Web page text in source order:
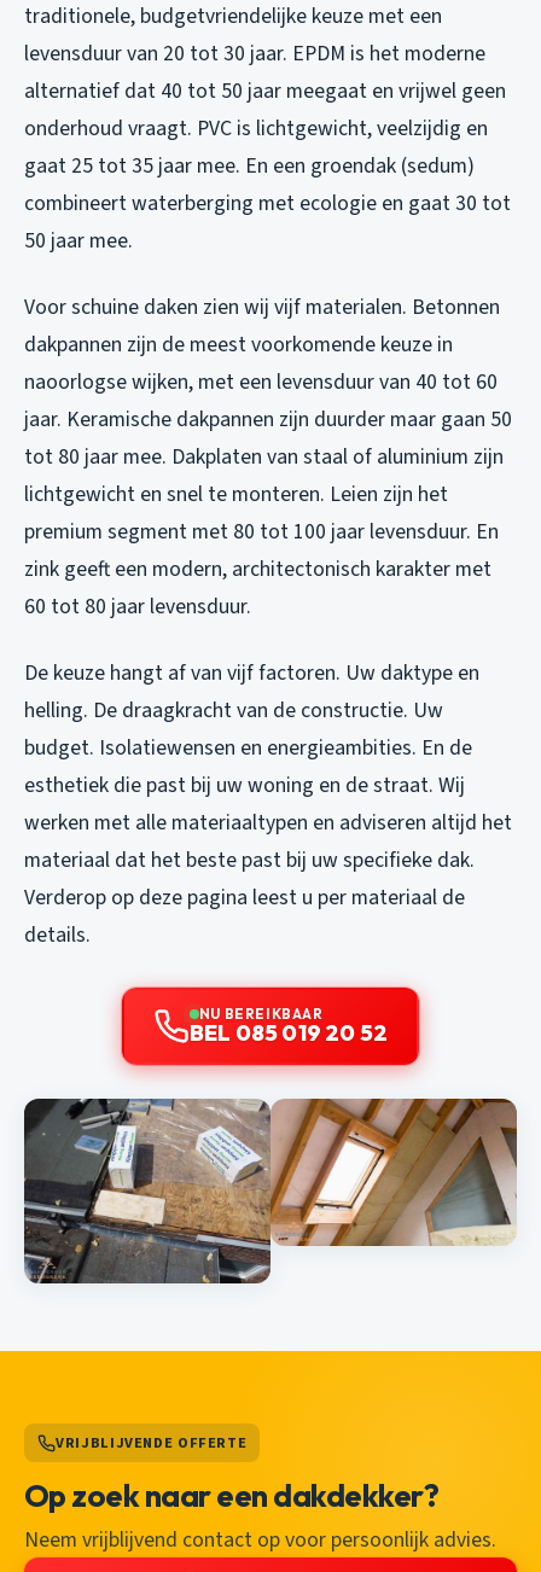
traditionele, budgetvriendelijke keuze met een
levensduur van 20 tot 30 jaar. EPDM is het moderne
alternatief dat 40 tot 50 jaar meegaat en vrijwel geen
onderhoud vraagt. PVC is lichtgewicht, veelzijdig en
gaat 25 tot 35 jaar mee. En een groendak (sedum)
combineert waterberging met ecologie en gaat 30 tot
50 jaar mee.
Voor schuine daken zien wij vijf materialen. Betonnen
dakpannen zijn de meest voorkomende keuze in
naoorlogse wijken, met een levensduur van 40 tot 60
jaar. Keramische dakpannen zijn duurder maar gaan 50
tot 80 jaar mee. Dakplaten van staal of aluminium zijn
lichtgewicht en snel te monteren. Leien zijn het
premium segment met 80 tot 100 jaar levensduur. En
zink geeft een modern, architectonisch karakter met
60 tot 80 jaar levensduur.
De keuze hangt af van vijf factoren. Uw daktype en
helling. De draagkracht van de constructie. Uw
budget. Isolatiewensen en energieambities. En de
esthetiek die past bij uw woning en de straat. Wij
werken met alle materiaaltypen en adviseren altijd het
materiaal dat het beste past bij uw specifieke dak.
Verderop op deze pagina leest u per materiaal de
details.
NU BEREIKBAAR
BEL 085 019 20 52
VRIJBLIJVENDE OFFERTE
Op zoek naar een dakdekker?
Neem vrijblijvend contact op voor persoonlijk advies.